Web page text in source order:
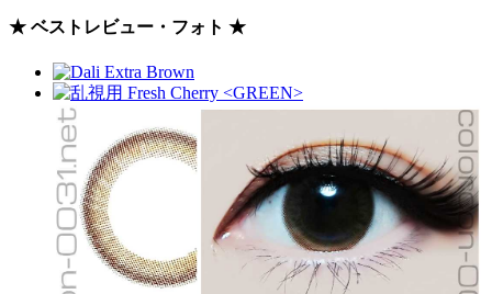
★ ベストレビュー・フォト ★